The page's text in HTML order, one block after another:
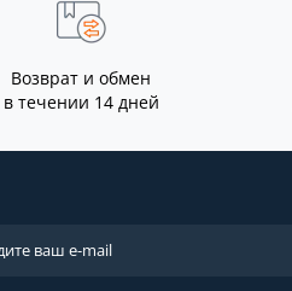
Возврат и обмен
в течении 14 дней